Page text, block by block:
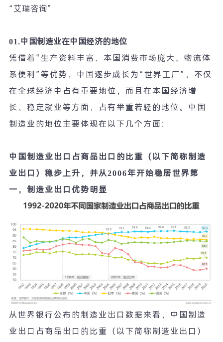
“艾瑞咨询”
01.中国制造业在中国经济的地位
凭借着 “ 生产资料丰富、本国消费市场庞大、物流体
系便利 ” 等优势，中国逐步成长为 “世界工厂 ” ，不仅
在全球经济中占有重要地位，而且在本国经济增
长、稳定就业等方面，占有举重若轻的地位。中国
制造业的地位主要体现在以下几个方面：
中国制造业出口占商品出口的比重（以下简称制造
业出口）稳步上升，并从2006年开始稳居世界第
一，制造业出口优势明显
从世界银行公布的制造业出口数据来看，中国制造
业出口占商品出口的比重（以下简称制造业出口）